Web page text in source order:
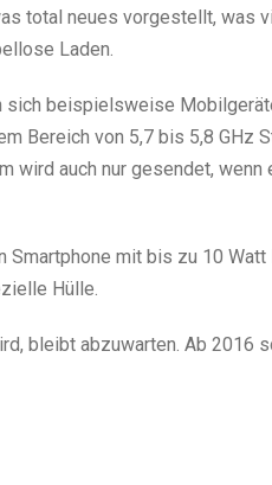
total neues vorgestellt, was
Laden.
beispielsweise
Bereich von 5,7 bis 5,8 GHz
wird auch nur gesendet,
mit bis zu 10
Hülle.
bleibt abzuwarten. Ab 2016